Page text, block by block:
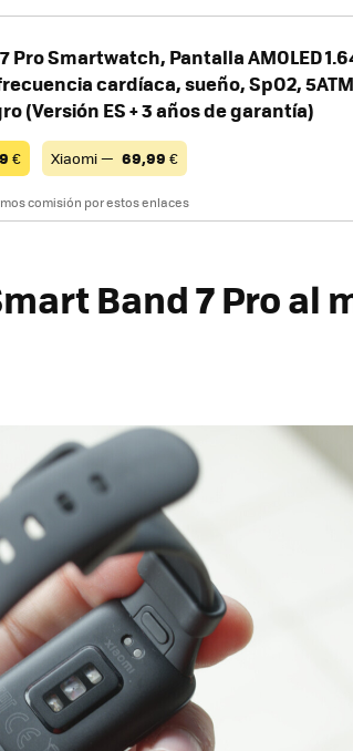
Smartwatch, Pantalla AMOLED
cardíaca, sueño, SpO2,
(Versión ES + 3 años de garantía)
€ Xiaomi — 69,99 €
comisión por estos enlaces
Band 7 Pro al